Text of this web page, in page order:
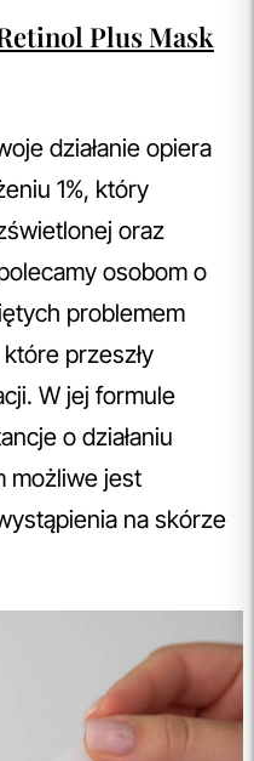
Plus Mask
działanie opiera
1%, który
oraz
osobom o
problemem
przeszły
W jej formule
o działaniu
możliwe jest
na skórze